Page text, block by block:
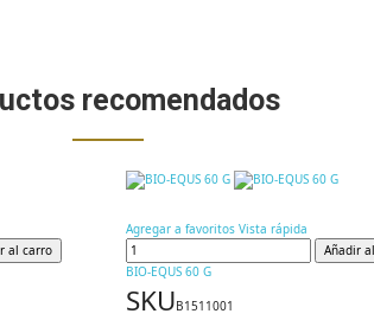
recomendados
al carro
Agregar a favoritos Vista rápida
Añadir
BIO-EQUS 60 G
SKUB1511001